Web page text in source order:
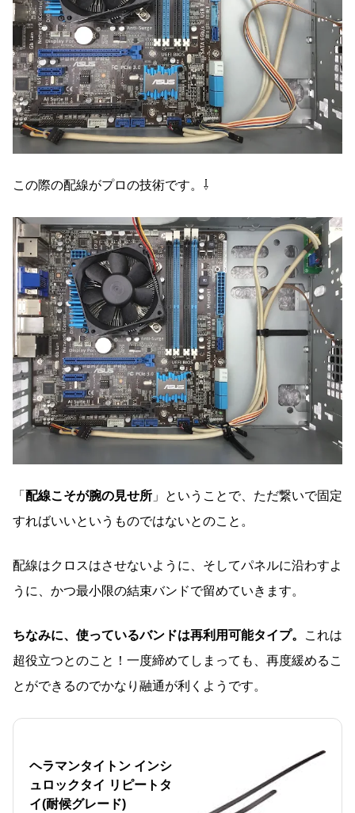
この際の配線がプロの技術です。⇩
「 配線こそが腕の見せ所 」ということで、ただ繋いで固定
すればいいというものではないとのこと。
配線はクロスはさせないように、そしてパネルに沿わすよ
うに、かつ最小限の結束バンドで留めていきます。
ちなみに、 使っているバンドは再利用可能タイプ。
これは
超役立つとのこと！一度締めてしまっても、再度緩めるこ
とができるのでかなり融通が利くようです。
ヘラマンタイトン インシ
ュロックタイ リピートタ
イ(耐候グレード)